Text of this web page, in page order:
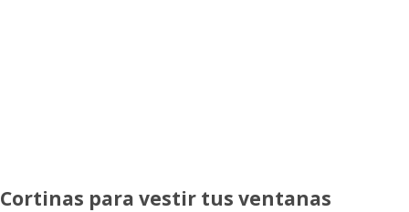
Cortinas para vestir tus ventanas